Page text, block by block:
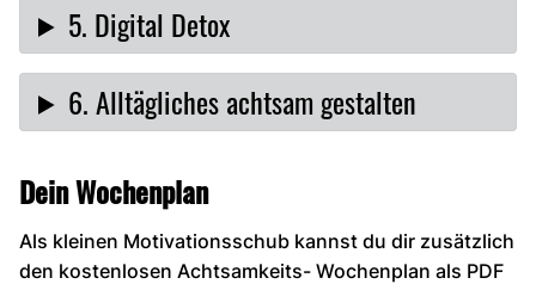
5. Digital Detox
6. Alltägliches achtsam gestalten
Dein Wochenplan
Als kleinen Motivationsschub kannst du dir zusätzlich
den kostenlosen Achtsamkeits- Wochenplan als PDF